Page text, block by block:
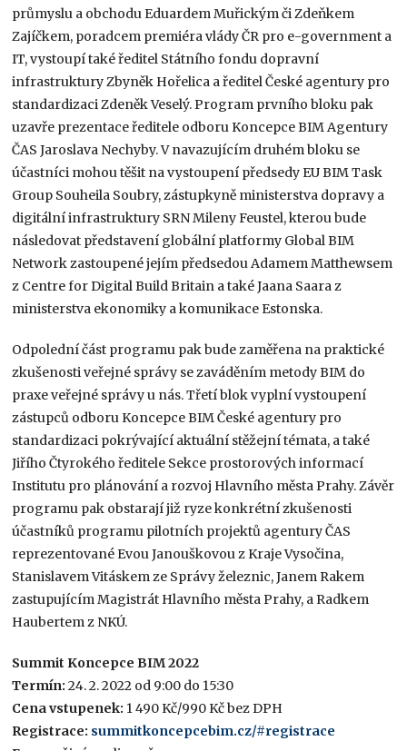
průmyslu a obchodu Eduardem Muřickým či Zdeňkem
Zajíčkem, poradcem premiéra vlády ČR pro e-government a
IT, vystoupí také ředitel Státního fondu dopravní
infrastruktury Zbyněk Hořelica a ředitel České agentury pro
standardizaci Zdeněk Veselý. Program prvního bloku pak
uzavře prezentace ředitele odboru Koncepce BIM Agentury
ČAS Jaroslava Nechyby. V navazujícím druhém bloku se
účastníci mohou těšit na vystoupení předsedy EU BIM Task
Group Souheila Soubry, zástupkyně ministerstva dopravy a
digitální infrastruktury SRN Mileny Feustel, kterou bude
následovat představení globální platformy Global BIM
Network zastoupené jejím předsedou Adamem Matthewsem
z Centre for Digital Build Britain a také Jaana Saara z
ministerstva ekonomiky a komunikace Estonska.
Odpolední část programu pak bude zaměřena na praktické
zkušenosti veřejné správy se zaváděním metody BIM do
praxe veřejné správy u nás. Třetí blok vyplní vystoupení
zástupců odboru Koncepce BIM České agentury pro
standardizaci pokrývající aktuální stěžejní témata, a také
Jiřího Čtyrokého ředitele Sekce prostorových informací
Institutu pro plánování a rozvoj Hlavního města Prahy. Závěr
programu pak obstarají již ryze konkrétní zkušenosti
účastníků programu pilotních projektů agentury ČAS
reprezentované Evou Janouškovou z Kraje Vysočina,
Stanislavem Vitáskem ze Správy železnic, Janem Rakem
zastupujícím Magistrát Hlavního města Prahy, a Radkem
Haubertem z NKÚ.
Summit Koncepce BIM 2022
Termín: 24. 2. 2022 od 9:00 do 15:30
Cena vstupenek: 1 490 Kč/990 Kč bez DPH
Registrace: summitkoncepcebim.cz/#registrace